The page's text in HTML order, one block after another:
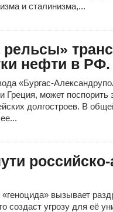
и сталинизма,...
нефти в РФ.
«Бургас-
Греция, может
долгостроев. В
вызывает
создаст угрозу для её